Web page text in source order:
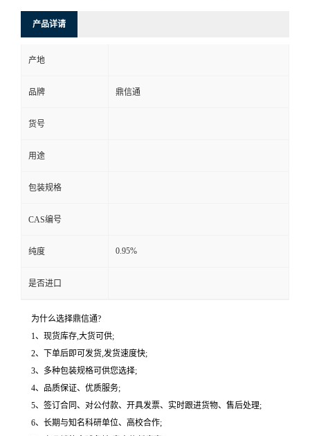
产品详请
产地
品牌 鼎信通
货号
用途
包装规格
CAS编号
纯度 0.95%
是否进口
为什么选择鼎信通?
1、现货库存,大货可供;
2、下单后即可发货,发货速度快;
3、多种包装规格可供您选择;
4、品质保证、优质服务;
5、签订合同、对公付款、开具发票、实时跟进货物、售后处理;
6、长期与知名科研单位、高校合作;